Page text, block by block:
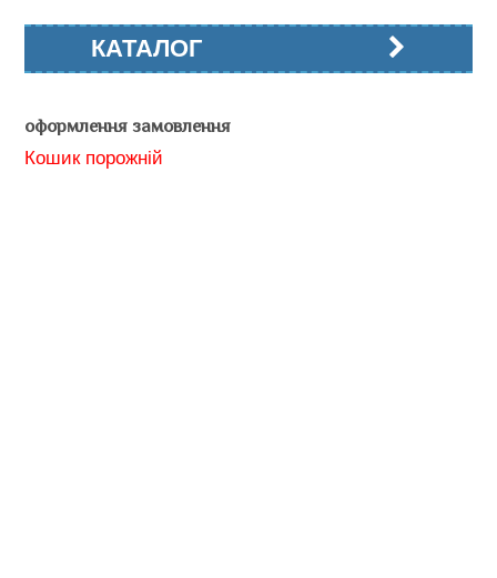
КАТАЛОГ
оформлення замовлення
Кошик порожній